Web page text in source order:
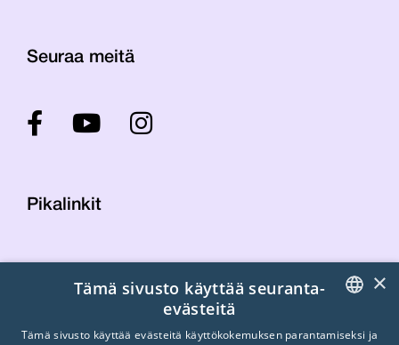
Seuraa meitä
Pikalinkit
Laskutustiedot
Tietosuojaseloste
FINNISH
×
Tämä sivusto käyttää seuranta-
evästeitä
Tämä sivusto käyttää evästeitä käyttökokemuksen parantamiseksi ja